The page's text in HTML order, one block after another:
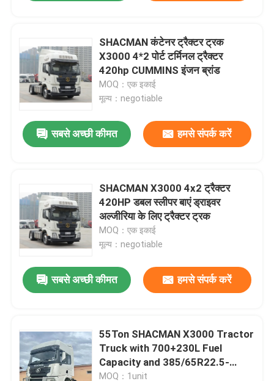
उत्पाद
हमारे बारे में
कारखाना भ्रमण
हमसे संपर्क करें
एक उद्धरण का अनुरोध करें
भारी डंप ट्रक
ट्रैक्टर ट्रक
SHACMAN कंटेनर ट्रैक्टर ट्रक
X3000 4*2 पोर्ट टर्मिनल ट्रैक्टर
420hp CUMMINS इंजन ब्रांड
MOQ：एक इकाई
मूल्य：negotiable
सबसे अच्छी कीमत हमसे संपर्क करें
SHACMAN X3000 4x2 ट्रैक्टर
420HP डबल स्लीपर बाएं ड्राइवर
अल्जीरिया के लिए ट्रैक्टर ट्रक
MOQ：एक इकाई
मूल्य：negotiable
सबसे अच्छी कीमत हमसे संपर्क करें
55Ton SHACMAN X3000 Tractor
Truck with 700+230L Fuel
Capacity and 385/65R22.5-
315/80R22.5 Tires
MOQ：1unit